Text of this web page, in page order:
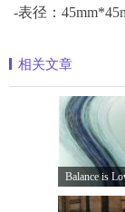
-表径：
相关文章